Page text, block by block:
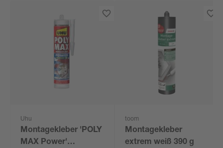
Uhu
Montagekleber 'POLY
MAX Power'
toom
Montagekleber
extrem weiß 390 g